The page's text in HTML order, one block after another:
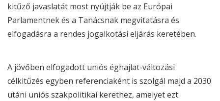
kitűző javaslatát most nyújtják be az Európai
Parlamentnek és a Tanácsnak megvitatásra és
elfogadásra a rendes jogalkotási eljárás keretében.
A jövőben elfogadott uniós éghajlat-változási
célkitűzés egyben referenciaként is szolgál majd a 2030
utáni uniós szakpolitikai kerethez, amelyet ezt